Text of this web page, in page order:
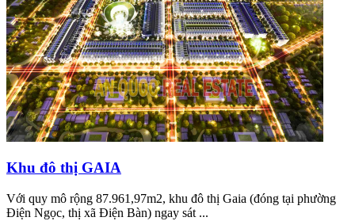
Khu đô thị GAIA
Với quy mô rộng 87.961,97m2, khu đô thị Gaia (đóng tại phường
Điện Ngọc, thị xã Điện Bàn) ngay sát ...